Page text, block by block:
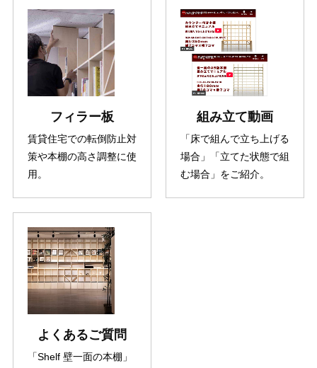
フィラー板
賃貸住宅での転倒防止対
策や本棚の高さ調整に使
用。
組み立て動画
「床で組んで立ち上げる
場合」「立てた状態で組
む場合」をご紹介。
よくあるご質問
「Shelf 壁一面の本棚」